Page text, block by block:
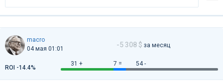
macro
04 мая 01:01
-5 308 $ за месяц
31 + 7 = 54 -
ROI -14.4%